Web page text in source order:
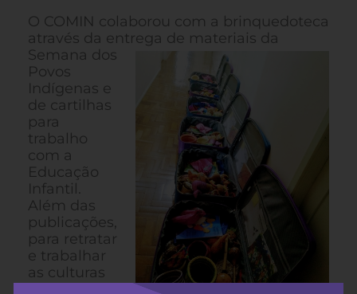
O COMIN colaborou com a brinquedoteca
através da entrega de materiais da
Semana dos
Povos
Indígenas e
de cartilhas
para
trabalho
com a
Educação
Infantil.
Além das
publicações,
para retratar
e trabalhar
as culturas